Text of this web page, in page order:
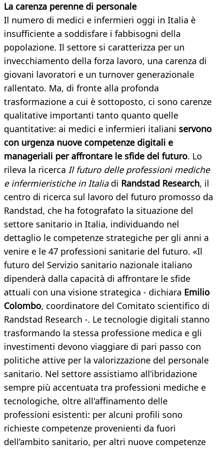
La carenza perenne di personale
Il numero di medici e infermieri oggi in Italia è
insufficiente a soddisfare i fabbisogni della
popolazione. Il settore si caratterizza per un
invecchiamento della forza lavoro, una carenza di
giovani lavoratori e un turnover generazionale
rallentato. Ma, di fronte alla profonda
trasformazione a cui è sottoposto, ci sono carenze
qualitative importanti tanto quanto quelle
quantitative: ai medici e infermieri italiani servono
con urgenza nuove competenze digitali e
manageriali per affrontare le sfide del futuro. Lo
rileva la ricerca Il futuro delle professioni mediche
e infermieristiche in Italiadi Randstad Research, il
centro di ricerca sul lavoro del futuro promosso da
Randstad, che ha fotografato la situazione del
settore sanitario in Italia, individuando nel
dettaglio le competenze strategiche per gli anni a
venire e le 47 professioni sanitarie del futuro. «Il
futuro del Servizio sanitario nazionale italiano
dipenderà dalla capacità di affrontare le sfide
attuali con una visione strategica - dichiara Emilio
Colombo, coordinatore del Comitato scientifico di
Randstad Research -. Le tecnologie digitali stanno
trasformando la stessa professione medica e gli
investimenti devono viaggiare di pari passo con
politiche attive per la valorizzazione del personale
sanitario. Nel settore assistiamo all’ibridazione
sempre più accentuata tra professioni mediche e
tecnologiche, oltre all'affinamento delle
professioni esistenti: per alcuni profili sono
richieste competenze provenienti da fuori
dell’ambito sanitario, per altri nuove competenze